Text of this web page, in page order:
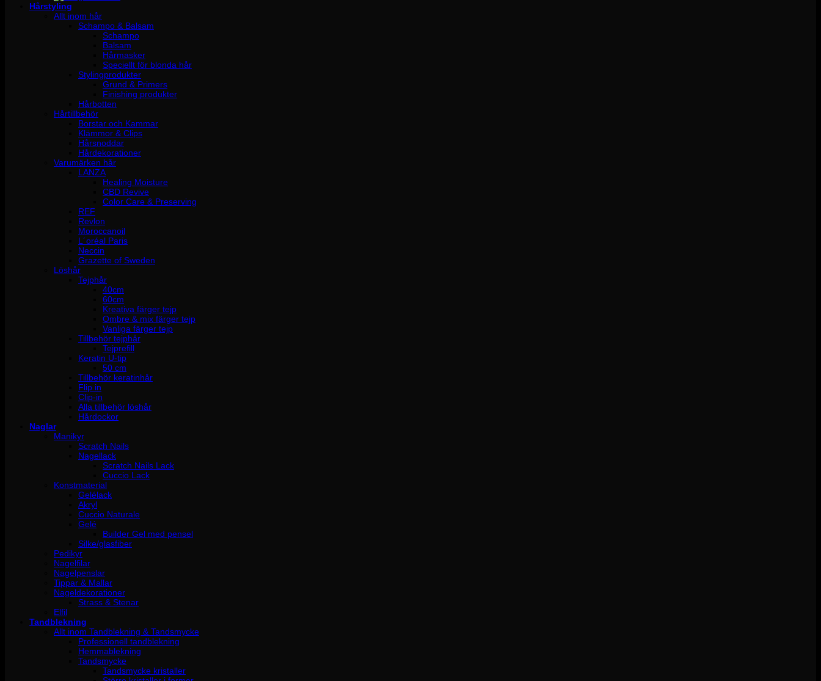
Hårstyling
Allt inom hår
Schampo & Balsam
Schampo
Balsam
Hårmasker
Speciellt för blonda hår
Stylingprodukter
Grund & Primers
Finishing produkter
Hårbotten
Hårtillbehör
Borstar och Kammar
Klämmor & Clips
Hårsnoddar
Hårdekorationer
Varumärken hår
LANZA
Healing Moisture
CBD Revive
Color Care & Preserving
REF
Revlon
Moroccanoil
L´oréal Paris
Neccin
Grazette of Sweden
Löshår
Tejphår
40cm
60cm
Kreativa färger tejp
Ombre & mix färger tejp
Vanliga färger tejp
Tillbehör tejphår
Tejprefill
Keratin U-tip
50 cm
Tillbehör keratinhår
Flip in
Clip-in
Alla tillbehör löshår
Hårdockor
Naglar
Manikyr
Scratch Nails
Nagellack
Scratch Nails Lack
Cuccio Lack
Konstmaterial
Gelélack
Akryl
Cuccio Naturale
Gelé
Builder Gel med pensel
Silke/glasfiber
Pedikyr
Nagelfilar
Nagelpenslar
Tippar & Mallar
Nageldekorationer
Strass & Stenar
Elfil
Tandblekning
Allt inom Tandblekning & Tandsmycke
Professionell tandblekning
Hemmablekning
Tandsmycke
Tandsmycke kristaller